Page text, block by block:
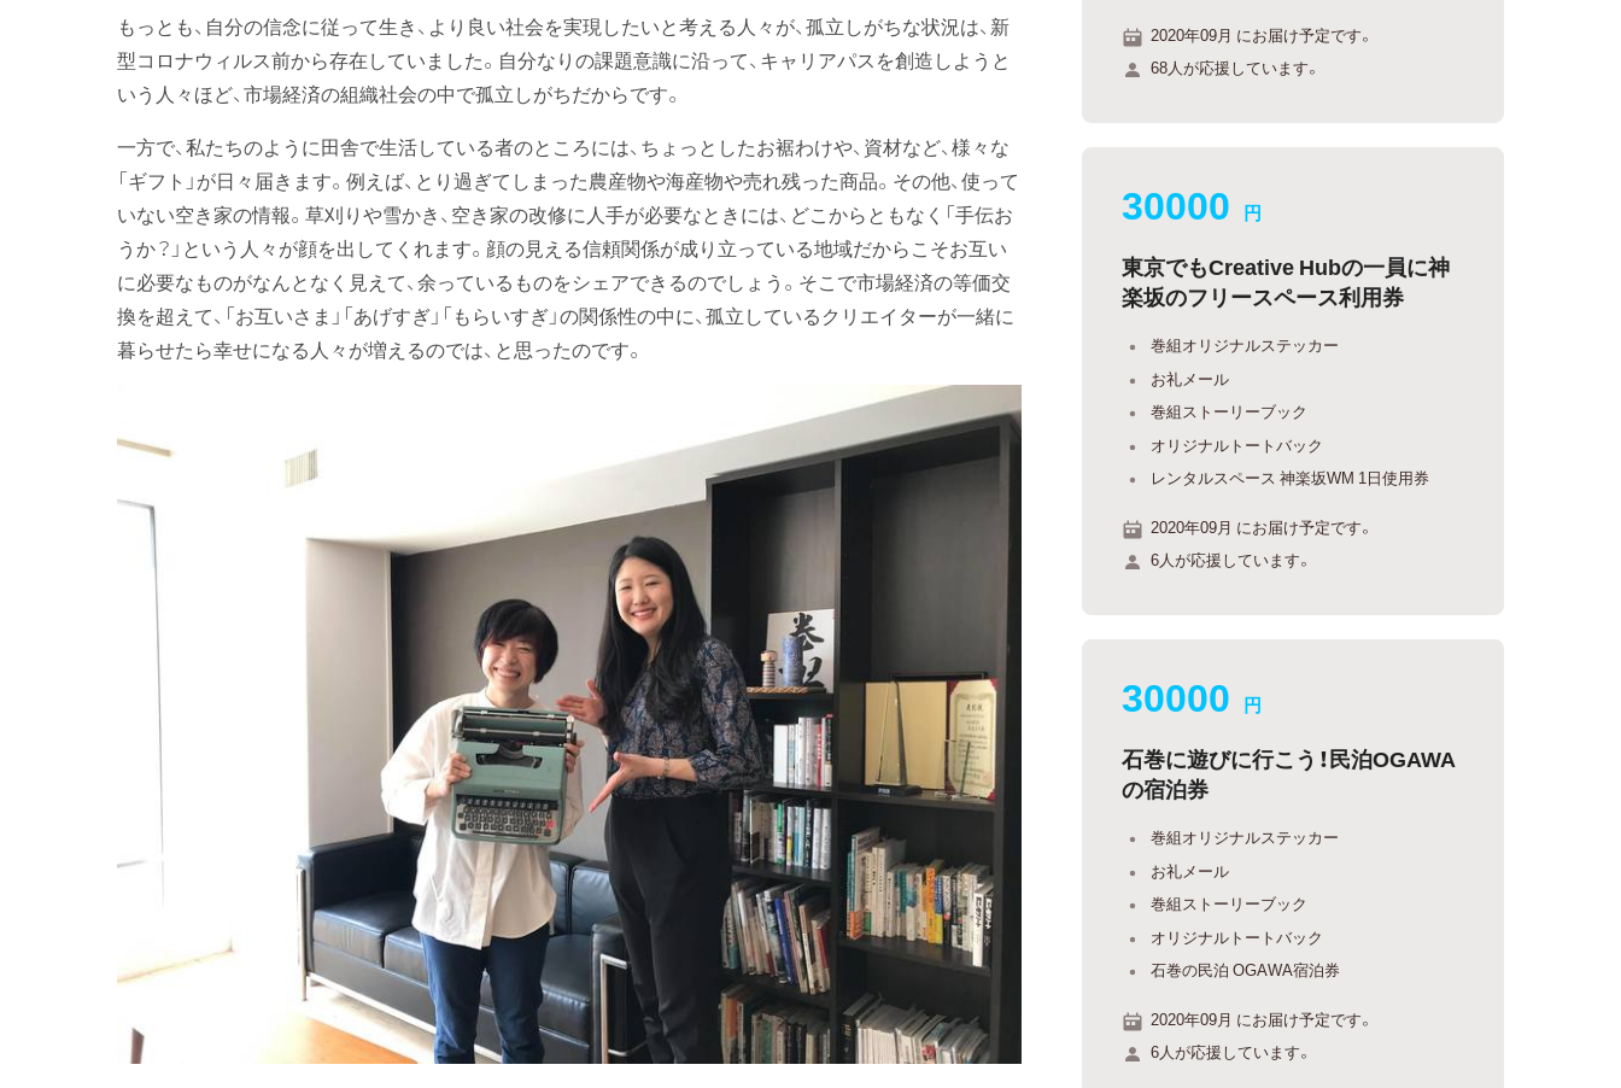
もっとも、自分の信念に従って生き、より良い社会を実現したいと考える人々が、孤立しがちな状況は、新
型コロナウィルス前から存在していました。自分なりの課題意識に沿って、キャリアパスを創造しようと
いう人々ほど、市場経済の組織社会の中で孤立しがちだからです。
一方で、私たちのように田舎で生活している者のところには、ちょっとしたお裾わけや、資材など、様々な
「ギフト」が日々届きます。例えば、とり過ぎてしまった農産物や海産物や売れ残った商品。その他、使って
いない空き家の情報。草刈りや雪かき、空き家の改修に人手が必要なときには、どこからともなく「手伝お
うか？」という人々が顔を出してくれます。顔の見える信頼関係が成り立っている地域だからこそお互い
に必要なものがなんとなく見えて、余っているものをシェアできるのでしょう。そこで市場経済の等価交
換を超えて、「お互いさま」「あげすぎ」「もらいすぎ」の関係性の中に、孤立しているクリエイターが一緒に
暮らせたら幸せになる人々が増えるのでは、と思ったのです。
2020年09月 にお届け予定です。
68人が応援しています。
30000 円
東京でもCreative Hubの一員に神
楽坂のフリースペース利用券
巻組オリジナルステッカー
お礼メール
巻組ストーリーブック
オリジナルトートバック
レンタルスペース 神楽坂WM 1日使用券
2020年09月 にお届け予定です。
6人が応援しています。
30000 円
石巻に遊びに行こう！民泊OGAWA
の宿泊券
巻組オリジナルステッカー
お礼メール
巻組ストーリーブック
オリジナルトートバック
石巻の民泊 OGAWA宿泊券
2020年09月 にお届け予定です。
6人が応援しています。